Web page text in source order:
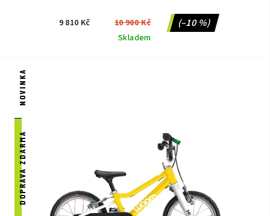
9 810 Kč 10 900 Kč (–10 %)
Skladem
NOVINKA
DOPRAVA ZDARMA